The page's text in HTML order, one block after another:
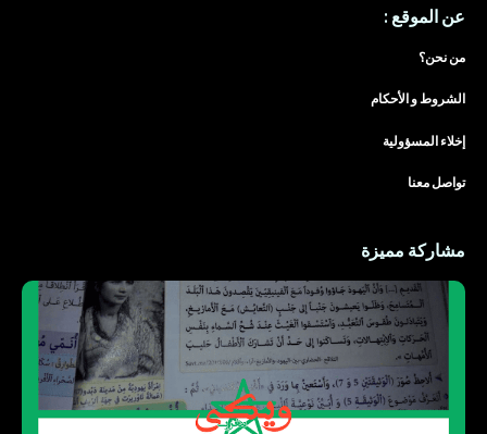
عن الموقع :
من نحن؟
الشروط و الأحكام
إخلاء المسؤولية
تواصل معنا
مشاركة مميزة